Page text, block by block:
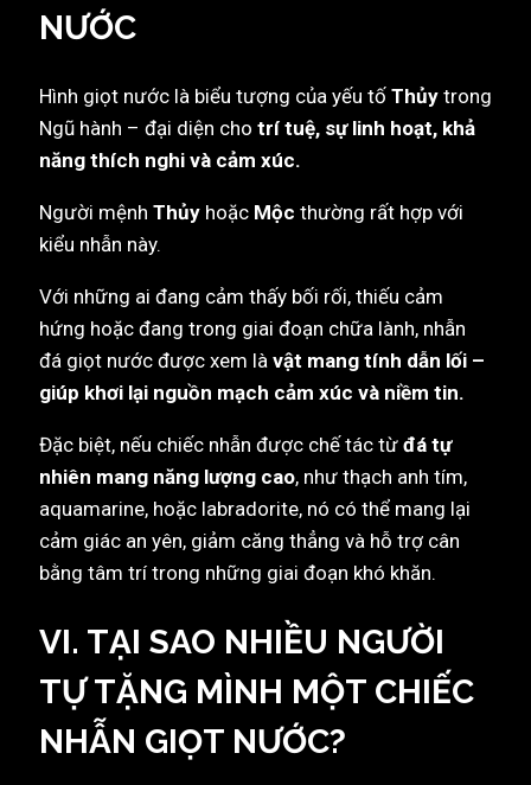
NƯỚC
Hình giọt nước là biểu tượng của yếu tố Thủy trong
Ngũ hành – đại diện cho trí tuệ, sự linh hoạt, khả
năng thích nghi và cảm xúc.
Người mệnh Thủy hoặc Mộc thường rất hợp với
kiểu nhẫn này.
Với những ai đang cảm thấy bối rối, thiếu cảm
hứng hoặc đang trong giai đoạn chữa lành, nhẫn
đá giọt nước được xem là vật mang tính dẫn lối –
giúp khơi lại nguồn mạch cảm xúc và niềm tin.
Đặc biệt, nếu chiếc nhẫn được chế tác từ đá tự
nhiên mang năng lượng cao, như thạch anh tím,
aquamarine, hoặc labradorite, nó có thể mang lại
cảm giác an yên, giảm căng thẳng và hỗ trợ cân
bằng tâm trí trong những giai đoạn khó khăn.
VI. TẠI SAO NHIỀU NGƯỜI
TỰ TẶNG MÌNH MỘT CHIẾC
NHẪN GIỌT NƯỚC?